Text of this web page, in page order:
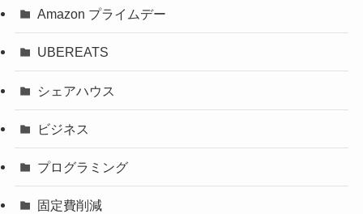
Amazon プライムデー
UBEREATS
シェアハウス
ビジネス
プログラミング
固定費削減